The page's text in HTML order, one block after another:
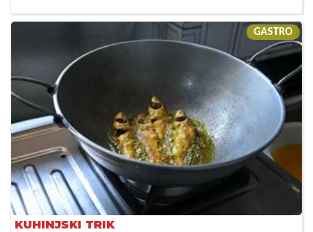
GASTRO
KUHINJSKI TRIK